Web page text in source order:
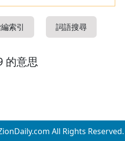
索引 詞語搜尋
的意思
All Rights Reserved.